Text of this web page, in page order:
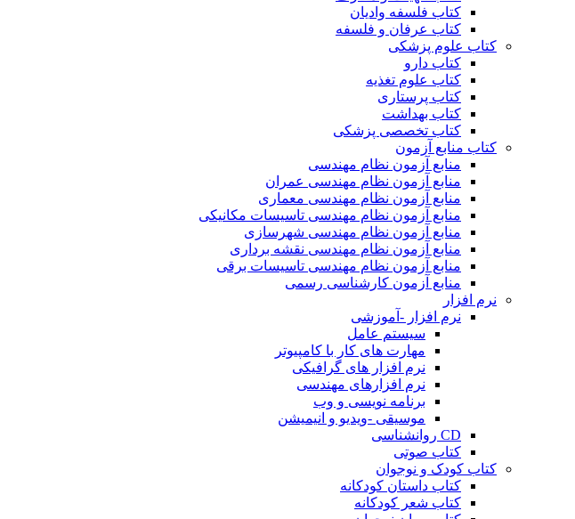
کتاب فلسفه وادیان
کتاب عرفان و فلسفه
کتاب علوم پزشکی
کتاب دارو
کتاب علوم تغذیه
کتاب پرستاری
کتاب بهداشت
کتاب تخصصی پزشکی
کتاب منابع آزمون
منابع آزمون نظام مهندسی
منابع آزمون نظام مهندسی عمران
منابع آزمون نظام مهندسی معماری
منابع آزمون نظام مهندسی تاسیسات مکانیکی
منابع آزمون نظام مهندسی شهرسازی
منابع آزمون نظام مهندسی نقشه برداری
منابع آزمون نظام مهندسی تاسیسات برقی
منابع آزمون کارشناسی رسمی
نرم افزار
نرم افزار -آموزشی
سیستم عامل
مهارت های کار با کامپیوتر
نرم افزار های گرافیکی
نرم افزارهای مهندسی
برنامه نویسی و وب
موسیقی -ویدیو و انیمیشن
CD روانشناسی
کتاب صوتی
کتاب کودک و نوجوان
کتاب داستان کودکانه
کتاب شعر کودکانه